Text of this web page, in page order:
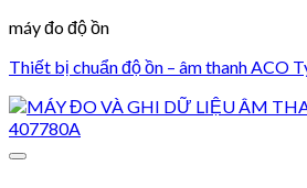
máy đo độ ồn
Thiết bị chuẩn độ ồn – âm thanh ACO